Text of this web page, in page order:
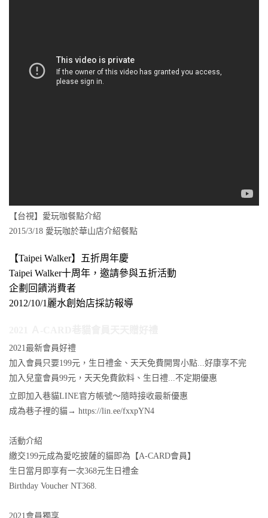
【台視】愛玩咖餐點介紹
2015/3/18 愛玩咖於華山店介紹餐點
【Taipei Walker】五折周年慶
Taipei Walker十周年，邀請參與五折活動
企劃回饋消費者
2012/10/1麗水創始店採訪報導
2021最新會員好禮
加入會員只要199元，生日禮金、天天免費開胃小點...好康享不完
加入兒童會員99元，天天免費飲料、生日禮...不定期優惠
立即加入巷貓LINE官方帳號～隨時接收最新優惠
成為巷子裡的貓→ https://lin.ee/fxxpYN4
活動介紹
繳交199元成為愛吃披薩的貓即為【A-CARD會員】
生日當月即享有一次368元生日禮金
Birthday Voucher NT368.
2021會員獨享